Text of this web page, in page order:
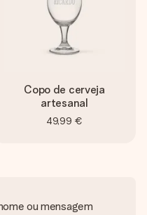
Copo de cerveja
artesanal
49,99 €
ou mensagem